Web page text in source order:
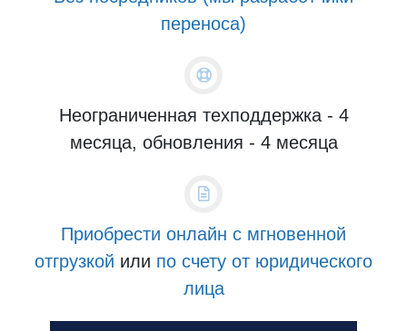
переноса)
Неограниченная техподдержка - 4
месяца, обновления - 4 месяца
Приобрести онлайн с мгновенной
отгрузкой или по счету от юридического
лица